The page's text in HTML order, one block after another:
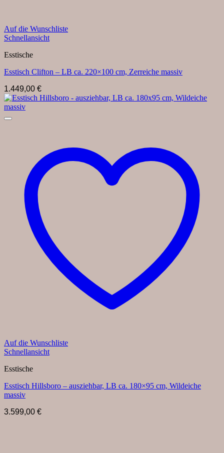
Auf die Wunschliste
Schnellansicht
Esstische
Esstisch Clifton – LB ca. 220×100 cm, Zerreiche massiv
1.449,00 €
Auf die Wunschliste
Schnellansicht
Esstische
Esstisch Hillsboro – ausziehbar, LB ca. 180×95 cm, Wildeiche
massiv
3.599,00 €